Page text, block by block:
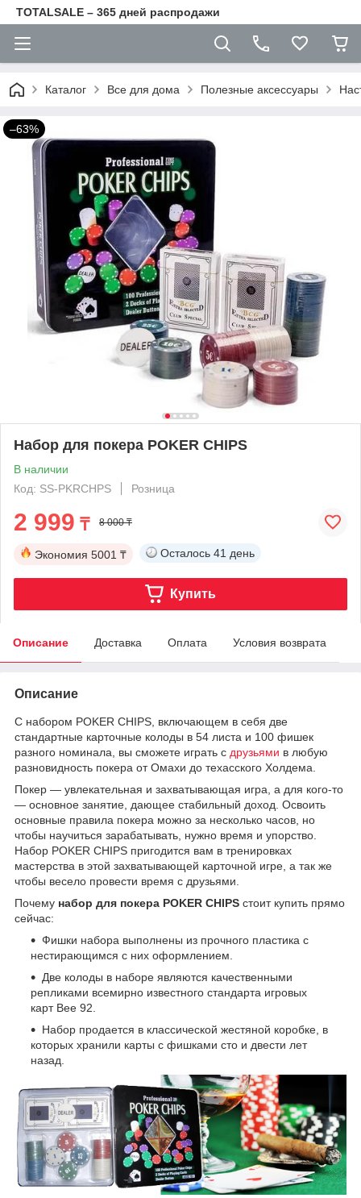
TOTALSALE – 365 дней распродажи
Каталог Все для дома Полезные аксессуары
–63%
Набор для покера POKER CHIPS
В наличии
Код: SS-PKRCHPS
Розница
2 999 ₸ 8 000 ₸
Экономия 5001 ₸ Осталось 41 день
Купить
Описание Доставка Оплата Условия возврата
Описание
С набором POKER CHIPS, включающем в себя две
стандартные карточные колоды в 54 листа и 100 фишек
разного номинала, вы сможете играть с друзьями в любую
разновидность покера от Омахи до техасского Холдема.
Покер — увлекательная и захватывающая игра, а для кого-то
— основное занятие, дающее стабильный доход. Освоить
основные правила покера можно за несколько часов, но
чтобы научиться зарабатывать, нужно время и упорство.
Набор POKER CHIPS пригодится вам в тренировках
мастерства в этой захватывающей карточной игре, а так же
чтобы весело провести время с друзьями.
Почему набор для покера POKER CHIPS стоит купить прямо
сейчас:
Фишки набора выполнены из прочного пластика с
нестирающимся с них оформлением.
Две колоды в наборе являются качественными
репликами всемирно известного стандарта игровых
карт Bee 92.
Набор продается в классической жестяной коробке, в
которых хранили карты с фишками сто и двести лет
назад.